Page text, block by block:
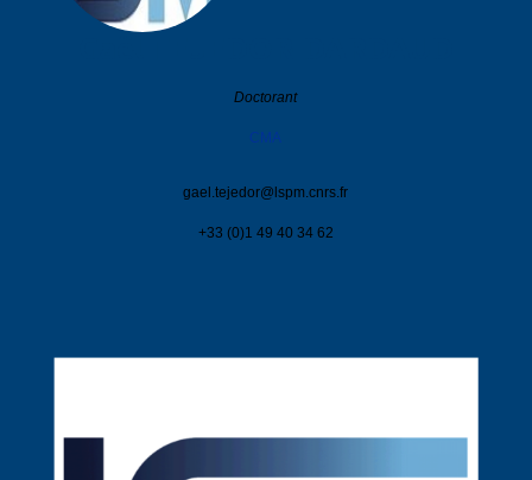
Doctorant
CMA
gael.tejedor@ lspm.cnrs.fr
+33 (0)1 49 40 34 62